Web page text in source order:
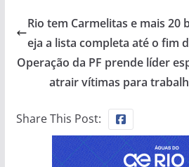
Rio tem Carmelitas e mais 20
eja a lista completa até o fim
Operação da PF prende líder
atrair vítimas para
Share This Post: